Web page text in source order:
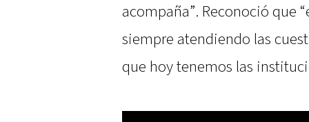
acompaña”. Reconoció que
siempre atendiendo las
que hoy tenemos las